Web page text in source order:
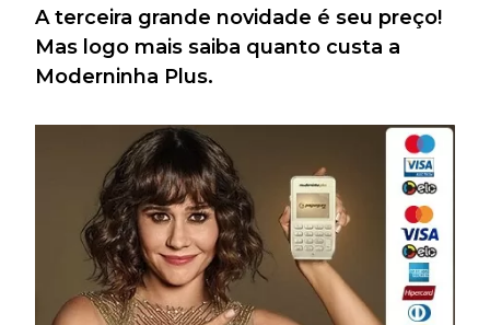
A terceira grande novidade é seu preço!
Mas logo mais saiba quanto custa a
Moderninha Plus.